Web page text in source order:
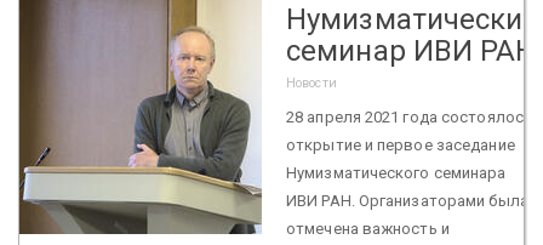
Нумизматический
семинар ИВИ РАН
Новости
28 апреля 2021 года состоялось
открытие и первое заседание
Нумизматического семинара
ИВИ РАН. Организаторами была
отмечена важность и